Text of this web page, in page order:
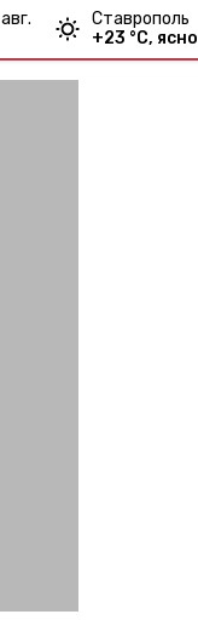
Ставрополь
+23 °С, ясно